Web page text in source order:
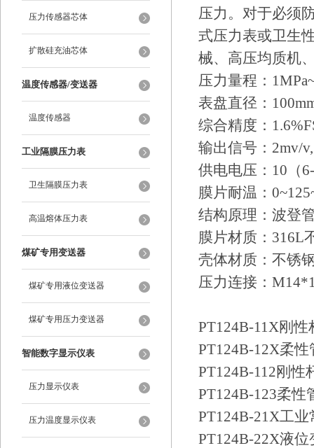
压力传感器芯体
扩散硅充油芯体
温度传感器/变送器
温度传感器
工业隔膜压力表
卫生隔膜压力表
高温熔体压力表
煤矿专用变送器
煤矿专用液位变送器
煤矿专用压力变送器
智能数字显示仪表
压力显示仪表
压力温度显示仪表
压力。对于必须
式压力表或卫生
械、高压均质机
压力量程：
表盘直径：
综合精度：
输出信号：2mv/
供电电压：10（
膜片耐温：
结构原理：波登
膜片材质：316L
壳体材质：不锈
压力连接：
PT124B-11X刚
PT124B-12X柔
PT124B-112刚
PT124B-123柔
PT124B-21X工
PT124B-22X液